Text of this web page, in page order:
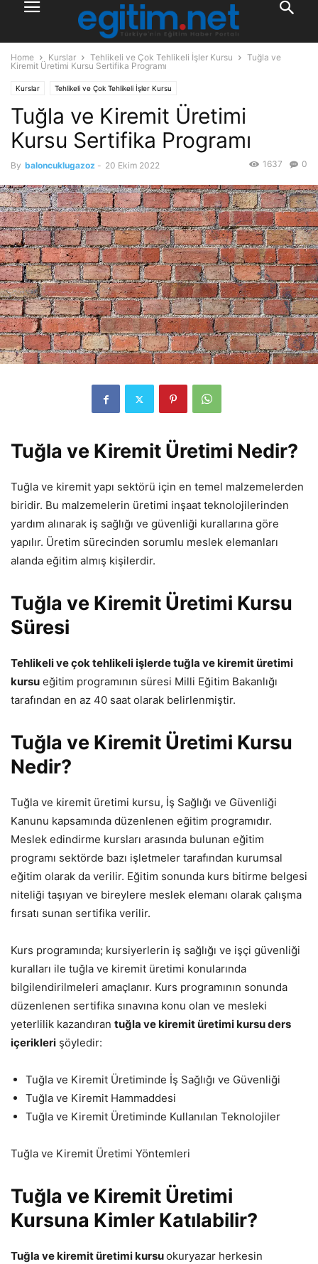
Home Kurslar Tehlikeli ve Çok Tehlikeli İşler Kursu
Tuğla ve
Kiremit Üretimi Kursu Sertifika Programı
Kurslar Tehlikeli ve Çok Tehlikeli İşler Kursu
Tuğla ve Kiremit Üretimi
Kursu Sertifika Programı
By baloncuklugazoz - 20 Ekim 2022 0
1637
Tuğla ve Kiremit Üretimi Nedir?
Tuğla ve kiremit yapı sektörü için en temel malzemelerden
biridir. Bu malzemelerin üretimi inşaat teknolojilerinden
yardım alınarak iş sağlığı ve güvenliği kurallarına göre
yapılır. Üretim sürecinden sorumlu meslek elemanları
alanda eğitim almış kişilerdir.
Tuğla ve Kiremit Üretimi Kursu
Süresi
Tehlikeli ve çok tehlikeli işlerde tuğla ve kiremit üretimi
kursu eğitim programının süresi Milli Eğitim Bakanlığı
tarafından en az 40 saat olarak belirlenmiştir.
Tuğla ve Kiremit Üretimi Kursu
Nedir?
Tuğla ve kiremit üretimi kursu, İş Sağlığı ve Güvenliği
Kanunu kapsamında düzenlenen eğitim programıdır.
Meslek edindirme kursları arasında bulunan eğitim
programı sektörde bazı işletmeler tarafından kurumsal
eğitim olarak da verilir. Eğitim sonunda kurs bitirme belgesi
niteliği taşıyan ve bireylere meslek elemanı olarak çalışma
fırsatı sunan sertifika verilir.
Kurs programında; kursiyerlerin iş sağlığı ve işçi güvenliği
kuralları ile tuğla ve kiremit üretimi konularında
bilgilendirilmeleri amaçlanır. Kurs programının sonunda
düzenlenen sertifika sınavına konu olan ve mesleki
yeterlilik kazandıran tuğla ve kiremit üretimi kursu ders
içerikleri şöyledir:
Tuğla ve Kiremit Üretiminde İş Sağlığı ve Güvenliği
Tuğla ve Kiremit Hammaddesi
Tuğla ve Kiremit Üretiminde Kullanılan Teknolojiler
Tuğla ve Kiremit Üretimi Yöntemleri
Tuğla ve Kiremit Üretimi
Kursuna Kimler Katılabilir?
Tuğla ve kiremit üretimi kursuokuryazar herkesin